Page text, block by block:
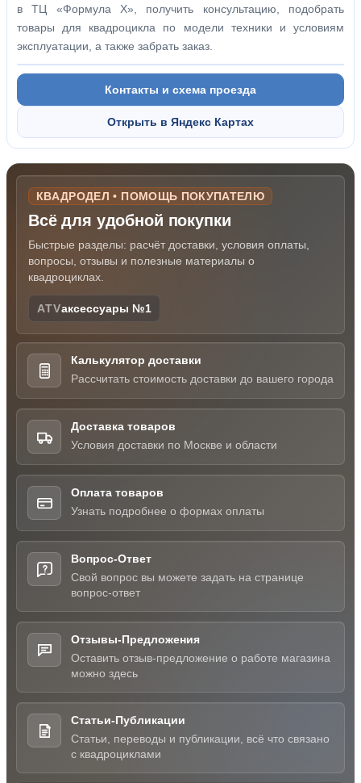
в ТЦ «Формула Х», получить консультацию, подобрать
товары для квадроцикла по модели техники и условиям
эксплуатации, а также забрать заказ.
Контакты и схема проезда
Открыть в Яндекс Картах
КВАДРОДЕЛ • ПОМОЩЬ ПОКУПАТЕЛЮ
Всё для удобной покупки
Быстрые разделы: расчёт доставки, условия оплаты,
вопросы, отзывы и полезные материалы о
квадроциклах.
ATVаксессуары №1
Калькулятор доставки
Рассчитать стоимость доставки до вашего города
Доставка товаров
Условия доставки по Москве и области
Оплата товаров
Узнать подробнее о формах оплаты
Вопрос-Ответ
Свой вопрос вы можете задать на странице
вопрос-ответ
Отзывы-Предложения
Оставить отзыв-предложение о работе магазина
можно здесь
Статьи-Публикации
Статьи, переводы и публикации, всё что связано
с квадроциклами